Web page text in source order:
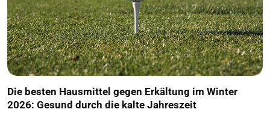
Die besten Hausmittel gegen Erkältung im Winter
2026: Gesund durch die kalte Jahreszeit